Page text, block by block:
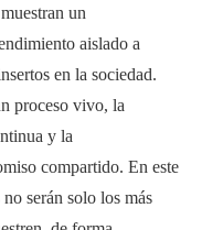
un
aislado a
en la sociedad.
proceso vivo, la
y la
compartido. En este
serán solo los más